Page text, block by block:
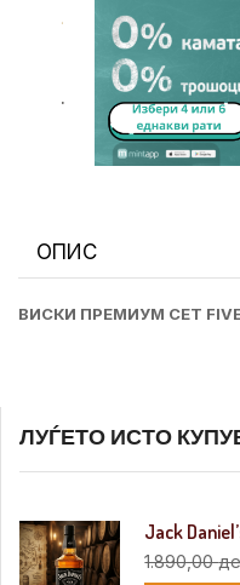
.
.
ОПИС
ВИСКИ ПРЕМИУМ СЕТ FIVE
ЛУЃЕТО ИСТО
Jack
1.890,00